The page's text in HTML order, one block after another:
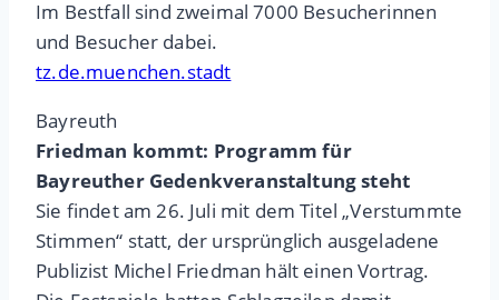
Im Bestfall sind zweimal 7000 Besucherinnen
und Besucher dabei.
tz.de.muenchen.stadt
Bayreuth
Friedman kommt: Programm für
Bayreuther Gedenkveranstaltung steht
Sie findet am 26. Juli mit dem Titel „Verstummte
Stimmen“ statt, der ursprünglich ausgeladene
Publizist Michel Friedman hält einen Vortrag.